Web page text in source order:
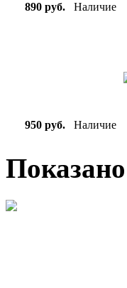
890 руб. Наличие
950 руб. Наличие
Показано